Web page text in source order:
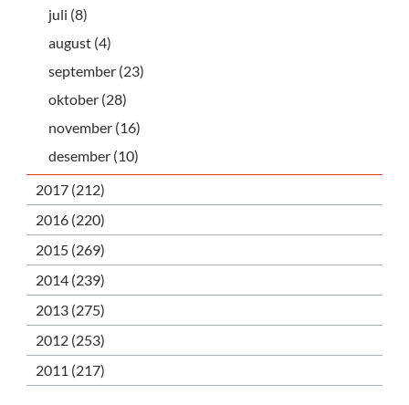
juli (8)
august (4)
september (23)
oktober (28)
november (16)
desember (10)
2017 (212)
2016 (220)
2015 (269)
2014 (239)
2013 (275)
2012 (253)
2011 (217)